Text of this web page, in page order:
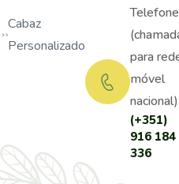
Cabaz
Personalizado
(+351)
916 184
336
Telefone
para
móvel